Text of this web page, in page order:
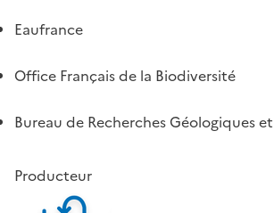
Eaufrance
Office Français de la Biodiversité
Bureau de Recherches Géologiques
Producteur